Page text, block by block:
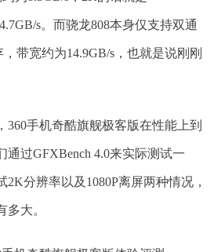
s。而骁龙808本身仅支持双通
带宽约为14.9GB/s，也就是说刚刚
360手机奇酷旗舰极客版在性能上到
通过GFXBench 4.0来实际测试一
分辨率以及1080P离屏两种情况，
大。